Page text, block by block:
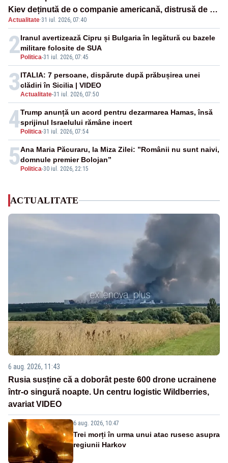
Kiev deținută de o companie americană, distrusă de o
rachetă rusească
Actualitate·31 iul. 2026, 07:40
2 Politica-31 iul. 2026, 07:45
Iranul avertizează Cipru și Bulgaria în legătură cu bazele
militare folosite de SUA
3Actualitate-31 iul. 2026, 07:50
ITALIA: 7 persoane, dispărute după prăbușirea unei
clădiri în Sicilia | VIDEO
4 Politica-31 iul. 2026, 07:54
Trump anunță un acord pentru dezarmarea Hamas, însă
sprijinul Israelului rămâne incert
5 Politica-30 iul. 2026, 22:15
Ana Maria Păcuraru, la Miza Zilei: ”Românii nu sunt naivi,
domnule premier Bolojan”
ACTUALITATE
6 aug. 2026, 11:43
Rusia susține că a doborât peste 600 drone ucrainene
într-o singură noapte. Un centru logistic Wildberries,
avariat VIDEO
6 aug. 2026, 10:47
Trei morți în urma unui atac rusesc asupra
regiunii Harkov